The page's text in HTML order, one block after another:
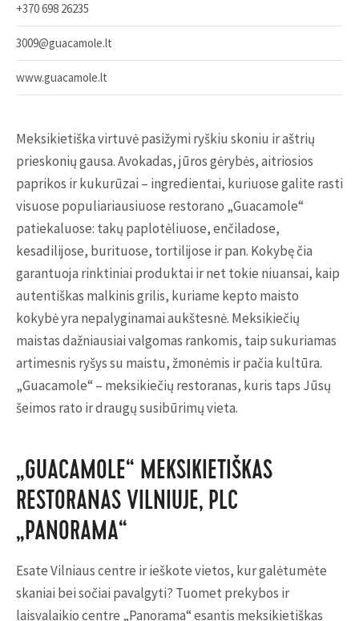
+370 698 26235
3009@guacamole.lt
www.guacamole.lt
Meksikietiška virtuvė pasižymi ryškiu skoniu ir aštrių
prieskonių gausa. Avokadas, jūros gėrybės, aitriosios
paprikos ir kukurūzai – ingredientai, kuriuose galite rasti
visuose populiariausiuose restorano „Guacamole“
patiekaluose: takų paplotėliuose, enčiladose,
kesadilijose, burituose, tortilijose ir pan. Kokybę čia
garantuoja rinktiniai produktai ir net tokie niuansai, kaip
autentiškas malkinis grilis, kuriame kepto maisto
kokybė yra nepalyginamai aukštesnė. Meksikiečių
maistas dažniausiai valgomas rankomis, taip sukuriamas
artimesnis ryšys su maistu, žmonėmis ir pačia kultūra.
„Guacamole“ – meksikiečių restoranas, kuris taps Jūsų
šeimos rato ir draugų susibūrimų vieta.
„GUACAMOLE“ MEKSIKIETIŠKAS
RESTORANAS VILNIUJE, PLC
„PANORAMA“
Esate Vilniaus centre ir ieškote vietos, kur galėtumėte
skaniai bei sočiai pavalgyti? Tuomet prekybos ir
laisvalaikio centre „Panorama“ esantis meksikietiškas